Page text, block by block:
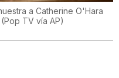
a Catherine O'Hara
TV vía AP)